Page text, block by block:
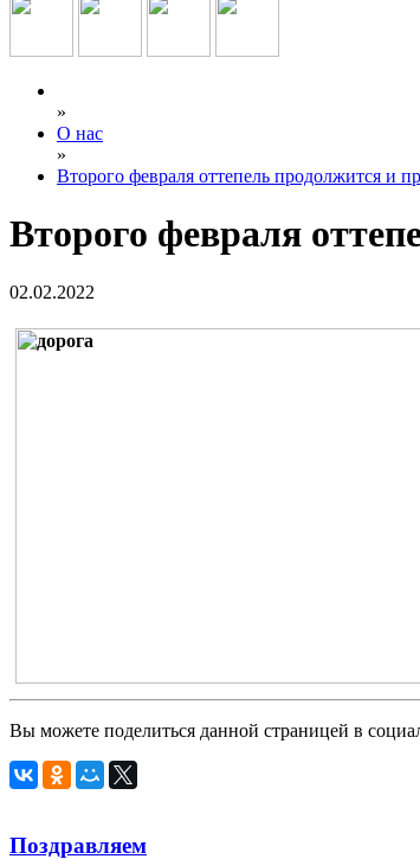
»
О нас
»
Второго февраля оттепель продолжится и
Второго февраля
02.02.2022
Вы можете поделиться данной страницей в
Поздравляем